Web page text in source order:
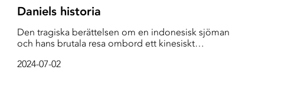
Daniels historia
Den tragiska berättelsen om en indonesisk sjöman
och hans brutala resa ombord ett kinesiskt
2024-07-02